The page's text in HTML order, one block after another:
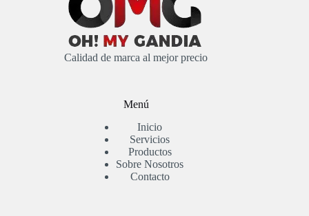
Calidad de marca al mejor precio
Menú
Inicio
Servicios
Productos
Sobre Nosotros
Contacto